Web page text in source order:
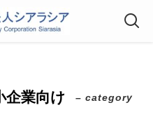
企業向け
– category